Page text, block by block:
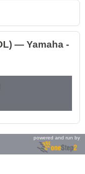
— Yamaha -
powered and run by